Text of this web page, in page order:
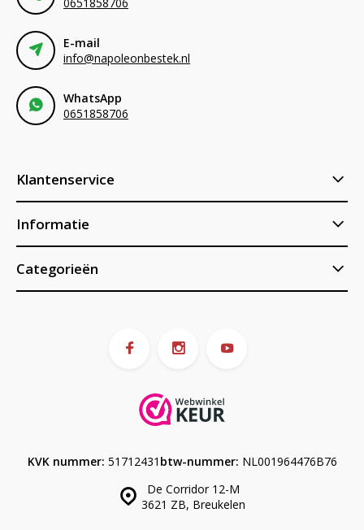
E-mail
info@napoleonbestek.nl
WhatsApp
0651858706
Klantenservice
Informatie
Categorieën
De Corridor 12-M
3621 ZB, Breukelen
KVK nummer: 51712431 btw-nummer: NL001964476B76